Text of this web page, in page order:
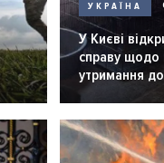
УКРАЇНА
У Києві
справу щодо
утримання
розпліднику